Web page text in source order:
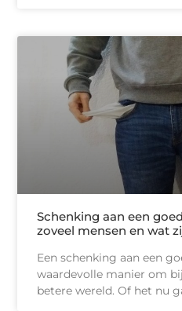
Schenking aan een
zoveel mensen en wat
Een schenking aan een
waardevolle manier om
betere wereld. Of het nu